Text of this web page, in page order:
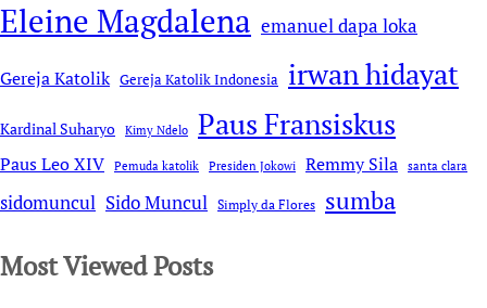
Eleine Magdalena emanuel dapa loka
Gereja Katolik Gereja Katolik Indonesia irwan hidayat
Kardinal Suharyo Kimy Ndelo Paus Fransiskus
Paus Leo XIV Pemuda katolik Presiden Jokowi Remmy Sila santa clara
sidomuncul Sido Muncul Simply da Flores sumba
Most Viewed Posts